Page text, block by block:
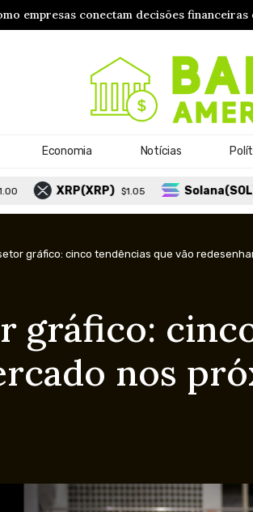
empresas conectam decisões financeiras
Economia Notícias
$1.05 Solana(SOL) $74.04
gráfico: cinco tendências que vão
gráfico:
nos